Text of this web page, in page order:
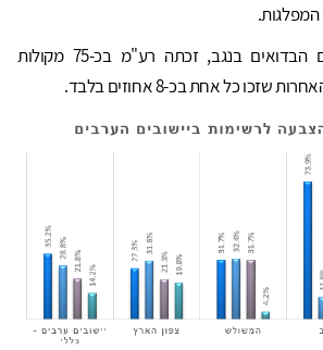
המפלגות.
בדרום, ביישובים הבדואים בנגב, זכתה רע"מ בכ-75 מקולות
שזכו כל אחת בכ-8 אחוזים בלבד.